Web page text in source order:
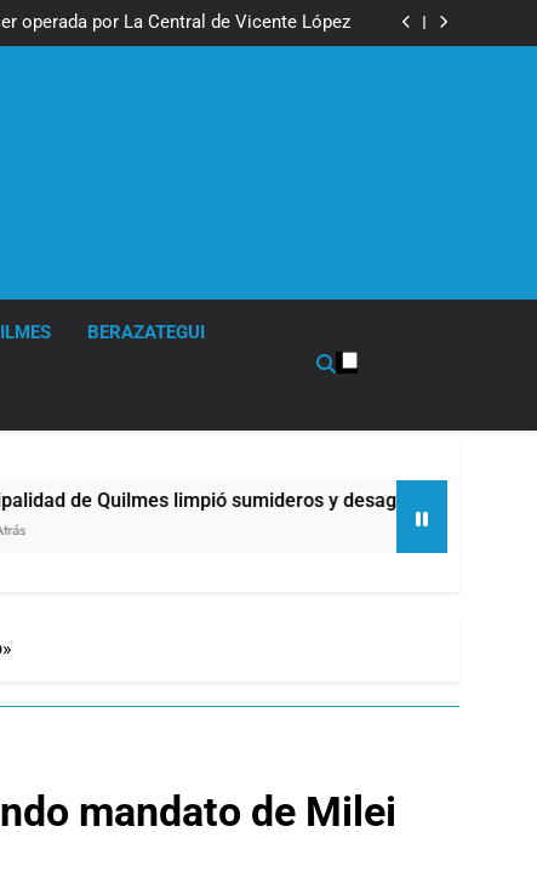
operada por La Central de Vicente López
sumideros y desagües en medio de las
operada por La Central de Vicente López
sumideros y desagües en medio de las
para consultar infracciones en segundos
BERAZATEGUI
limpió sumideros y desagües en medio de las lluvias
mandato de Milei